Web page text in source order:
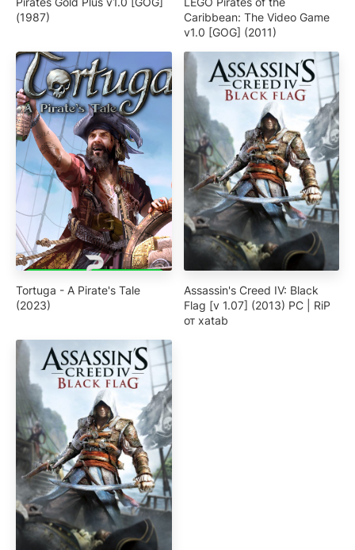
(1987)
Caribbean: The Video Game
v1.0 [GOG] (2011)
Tortuga - A Pirate's Tale
(2023)
Assassin's Creed IV: Black
Flag [v 1.07] (2013) PC | RiP
от xatab